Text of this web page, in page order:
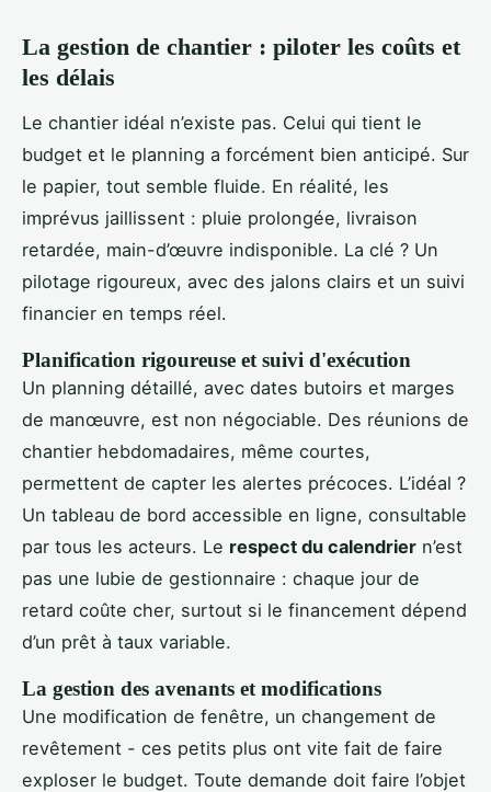
La gestion de chantier : piloter les coûts et
les délais
Le chantier idéal n’existe pas. Celui qui tient le
budget et le planning a forcément bien anticipé. Sur
le papier, tout semble fluide. En réalité, les
imprévus jaillissent : pluie prolongée, livraison
retardée, main-d’œuvre indisponible. La clé ? Un
pilotage rigoureux, avec des jalons clairs et un suivi
financier en temps réel.
Planification rigoureuse et suivi d'exécution
Un planning détaillé, avec dates butoirs et marges
de manœuvre, est non négociable. Des réunions de
chantier hebdomadaires, même courtes,
permettent de capter les alertes précoces. L’idéal ?
Un tableau de bord accessible en ligne, consultable
par tous les acteurs. Le respect du calendrier n’est
pas une lubie de gestionnaire : chaque jour de
retard coûte cher, surtout si le financement dépend
d’un prêt à taux variable.
La gestion des avenants et modifications
Une modification de fenêtre, un changement de
revêtement - ces petits plus ont vite fait de faire
exploser le budget. Toute demande doit faire l’objet